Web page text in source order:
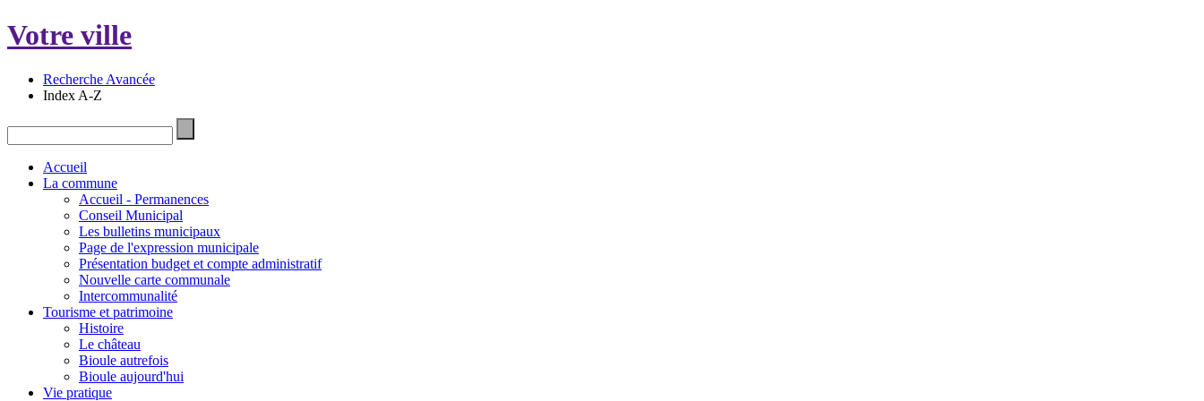
Votre ville
Recherche Avancée
Index A-Z
Accueil
La commune
Accueil - Permanences
Conseil Municipal
Les bulletins municipaux
Page de l'expression municipale
Présentation budget et compte administratif
Nouvelle carte communale
Intercommunalité
Tourisme et patrimoine
Histoire
Le château
Bioule autrefois
Bioule aujourd'hui
Vie pratique